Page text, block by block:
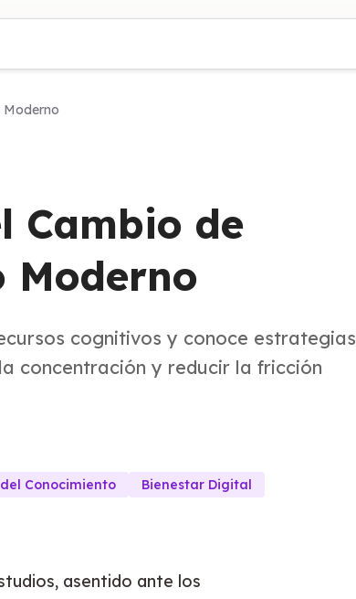
Moderno
Cambio de
Moderno
cognitivos y conoce estrategias
concentración y reducir la fricción
Conocimiento Bienestar Digital
asentido ante los